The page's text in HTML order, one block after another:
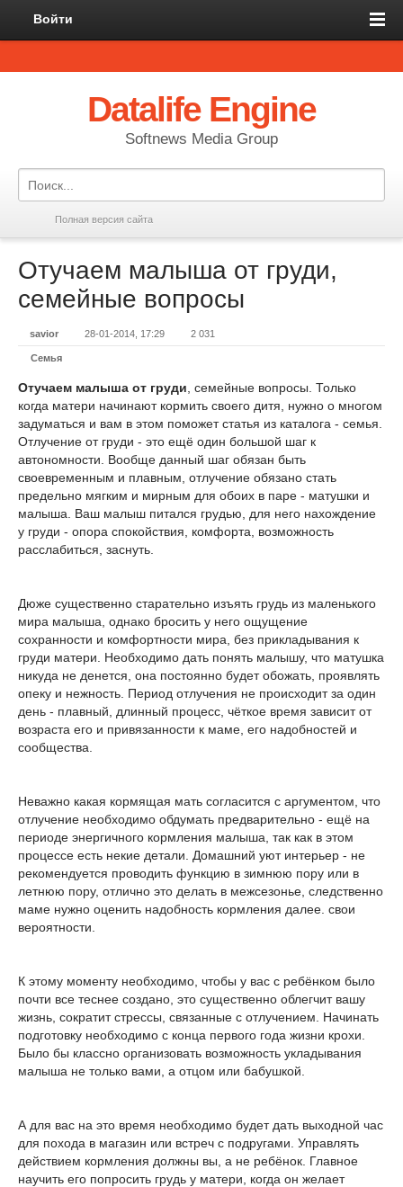
Войти
Datalife Engine
Softnews Media Group
Полная версия сайта
Отучаем малыша от груди,
семейные вопросы
savior 28-01-2014, 17:29 2 031
Семья
Отучаем малыша от груди , семейные вопросы. Только
когда матери начинают кормить своего дитя, нужно о многом
задуматься и вам в этом поможет статья из каталога - семья.
Отлучение от груди - это ещё один большой шаг к
автономности. Вообще данный шаг обязан быть
своевременным и плавным, отлучение обязано стать
предельно мягким и мирным для обоих в паре - матушки и
малыша. Ваш малыш питался грудью, для него нахождение
у груди - опора спокойствия, комфорта, возможность
расслабиться, заснуть.
Дюже существенно старательно изъять грудь из маленького
мира малыша, однако бросить у него ощущение
сохранности и комфортности мира, без прикладывания к
груди матери. Необходимо дать понять малышу, что матушка
никуда не денется, она постоянно будет обожать, проявлять
опеку и нежность. Период отлучения не происходит за один
день - плавный, длинный процесс, чёткое время зависит от
возраста его и привязанности к маме, его надобностей и
сообщества.
Неважно какая кормящая мать согласится с аргументом, что
отлучение необходимо обдумать предварительно - ещё на
периоде энергичного кормления малыша, так как в этом
процессе есть некие детали. Домашний уют интерьер - не
рекомендуется проводить функцию в зимнюю пору или в
летнюю пору, отлично это делать в межсезонье, следственно
маме нужно оценить надобность кормления далее. свои
вероятности.
К этому моменту необходимо, чтобы у вас с ребёнком было
почти все теснее создано, это существенно облегчит вашу
жизнь, сократит стрессы, связанные с отлучением. Начинать
подготовку необходимо с конца первого года жизни крохи.
Было бы классно организовать возможность укладывания
малыша не только вами, а отцом или бабушкой.
А для вас на это время необходимо будет дать выходной час
для похода в магазин или встреч с подругами. Управлять
действием кормления должны вы, а не ребёнок. Главное
научить его попросить грудь у матери, когда он желает